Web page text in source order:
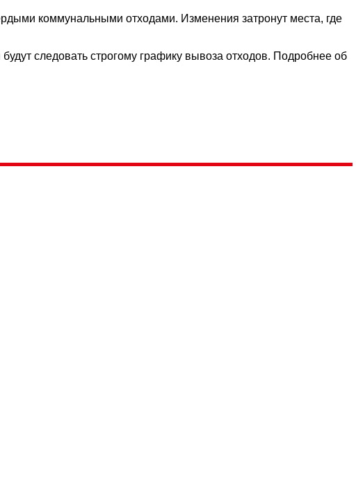
коммунальными отходами. Изменения затронут места, где
следовать строгому графику вывоза отходов. Подробнее об